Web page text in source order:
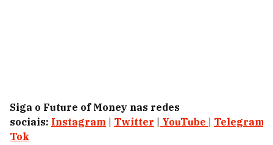
Siga o Future of Money nas redes
sociais: Instagram Twitter YouTube Telegram
Tok